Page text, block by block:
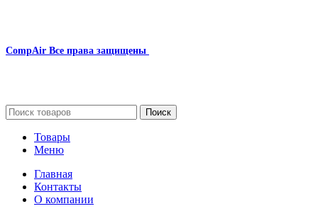
CompAir Все права защищены
Поиск
Товары
Меню
Главная
Контакты
О компании